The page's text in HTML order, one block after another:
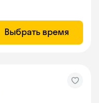
Выбрать время